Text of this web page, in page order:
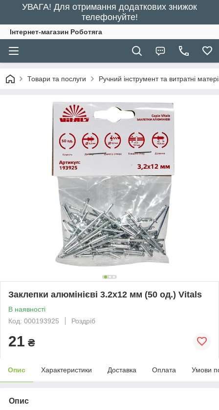
УВАГА! Для отримання додаткових знижок
телефонуйте!
Інтернет-магазин Роботяга
Товари та послуги Ручний інструмент та витратні
Заклепки алюмінієві 3.2x12 мм (50 од.) Vitals
В наявності
Код: 000193925
Роздріб
21 ₴
Опис Характеристики Доставка Оплата Умови
Опис